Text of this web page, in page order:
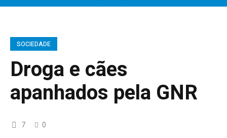
SOCIEDADE
Droga e cães
apanhados pela GNR
7 0